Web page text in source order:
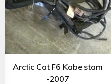
Arctic Cat F6 Kabelstam
-2007